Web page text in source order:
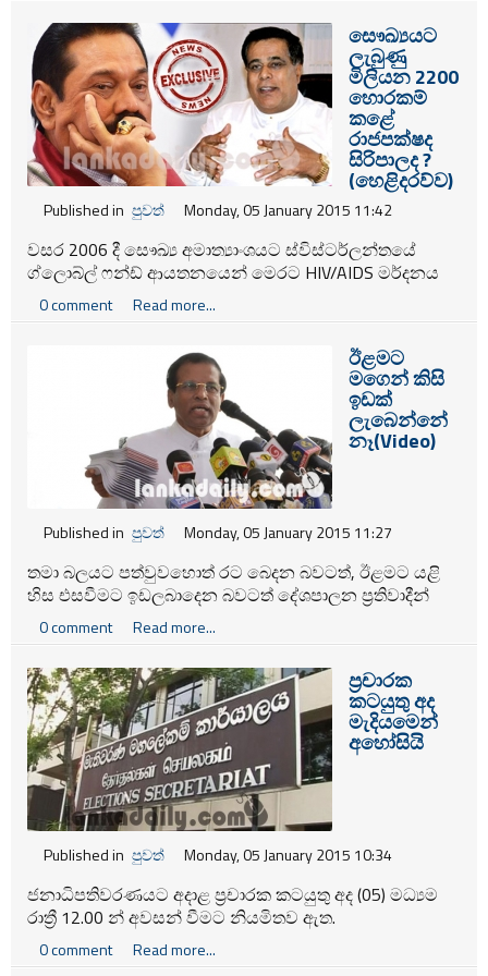
අදාල වීඩියෝ පට සංස්කරණය කරමින් තිබේ.
සෞඛ්‍යයට
ලැබුණු
මිලියන 2200
හොරකම්
කළේ
රාජපක්ෂද
සිරිපාලද ?
(හෙළිදරව්ව)
Published in පුවත් Monday, 05 January 2015 11:42
වසර 2006 දී සෞඛ්‍ය අමාත්‍යාංශයට ස්විස්ටර්ලන්තයේ
ග්ලොබ්ල් ෆන්ඩ් ආයතනයෙන් මෙරට HIV/AIDS මර්දනය
හා පාලන කටයුතු සඳහා ලැබුණ ඇමරිකන් ඩොලර් මිලියන
20 ක් සෞඛ්‍ය අමාතයාංශයෙන් අතුරුදහන් වී ඇති බව
0 comment Read more...
ඊළමට
මගෙන් කිසි
ඉඩක්
ලැබෙන්නේ
නෑ(video)
Published in පුවත් Monday, 05 January 2015 11:27
තමා බලයට පත්වුවහොත් රට බෙදන බවටත්, ඊළමට යළි
හිස එසවීමට ඉඩලබාදෙන බවටත් දේශපාලන ප්‍රතිවාදීන්
විසින් චෝදනා කරමින් ගියද එකී චෝදානවල කිසිදු
සත්‍යයතාවක් නොමැති බව මෛත්‍රීපාල සිරිසේන මහතා
අවධාරණය කළේය. ඔහු මේ බව කියා සිටියේ අද (05)
තිඹිරිගස්යාය විපක්ෂයේ ප්‍රධාන පොදු අපේක්ෂක
කාර්යාලයේ පැවති මාධ්‍ය හමුවකදීය.
0 comment Read more...
ප්‍රචාරක
කටයුතු අද
මැදියමෙන්
අහෝසියි
Published in පුවත් Monday, 05 January 2015 10:34
ජනාධිපතිවරණයට අදාළ ප්‍රචාරක කටයුතු අද (05) මධ්‍යම
රාත්‍රී 12.00 න් අවසන් වීමට නියමිතව ඇත.
0 comment Read more...